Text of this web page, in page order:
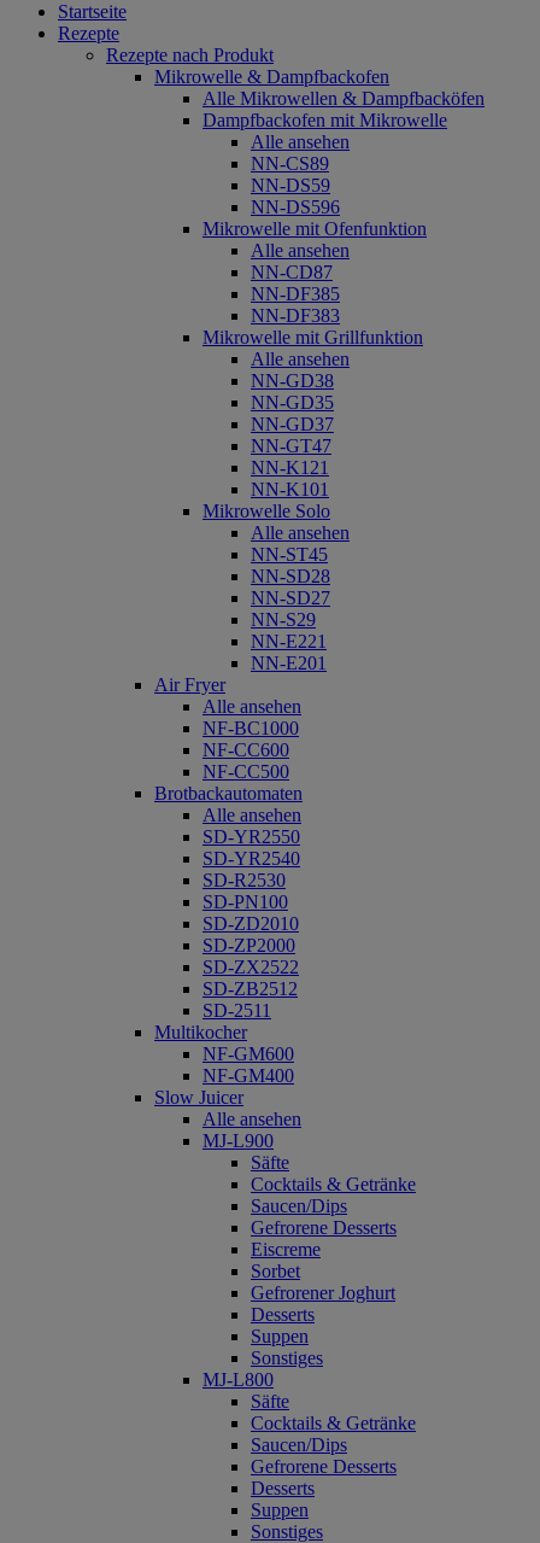
Startseite
Rezepte
Rezepte nach Produkt
Mikrowelle & Dampfbackofen
Alle Mikrowellen & Dampfbacköfen
Dampfbackofen mit Mikrowelle
Alle ansehen
NN-CS89
NN-DS59
NN-DS596
Mikrowelle mit Ofenfunktion
Alle ansehen
NN-CD87
NN-DF385
NN-DF383
Mikrowelle mit Grillfunktion
Alle ansehen
NN-GD38
NN-GD35
NN-GD37
NN-GT47
NN-K121
NN-K101
Mikrowelle Solo
Alle ansehen
NN-ST45
NN-SD28
NN-SD27
NN-S29
NN-E221
NN-E201
Air Fryer
Alle ansehen
NF-BC1000
NF-CC600
NF-CC500
Brotbackautomaten
Alle ansehen
SD-YR2550
SD-YR2540
SD-R2530
SD-PN100
SD-ZD2010
SD-ZP2000
SD-ZX2522
SD-ZB2512
SD-2511
Multikocher
NF-GM600
NF-GM400
Slow Juicer
Alle ansehen
MJ-L900
Säfte
Cocktails & Getränke
Saucen/Dips
Gefrorene Desserts
Eiscreme
Sorbet
Gefrorener Joghurt
Desserts
Suppen
Sonstiges
MJ-L800
Säfte
Cocktails & Getränke
Saucen/Dips
Gefrorene Desserts
Desserts
Suppen
Sonstiges